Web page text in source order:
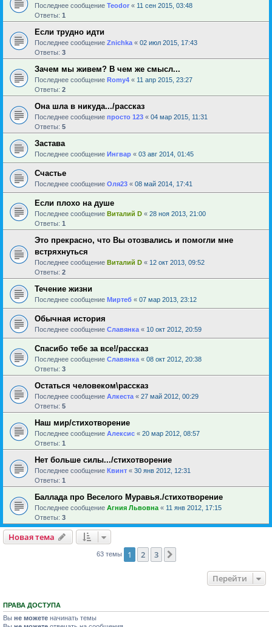
Последнее сообщение Teodor « 11 сен 2015, 03:48
Ответы: 1
Если трудно идти
Последнее сообщение Znichka « 02 июл 2015, 17:43
Ответы: 3
Зачем мы живем? В чем же смысл...
Последнее сообщение Romy4 « 11 апр 2015, 23:27
Ответы: 2
Она шла в никуда.../рассказ
Последнее сообщение просто 123 « 04 мар 2015, 11:31
Ответы: 5
Застава
Последнее сообщение Ингвар « 03 авг 2014, 01:45
Счастье
Последнее сообщение Оля23 « 08 май 2014, 17:41
Если плохо на душе
Последнее сообщение Виталий D « 28 ноя 2013, 21:00
Ответы: 1
Это прекрасно, что Вы отозвались и помогли мне
встряхнуться
Последнее сообщение Виталий D « 12 окт 2013, 09:52
Ответы: 2
Течение жизни
Последнее сообщение Миртеб « 07 мар 2013, 23:12
Обычная история
Последнее сообщение Славянка « 10 окт 2012, 20:59
Спасибо тебе за все!/рассказ
Последнее сообщение Славянка « 08 окт 2012, 20:38
Ответы: 3
Остаться человеком\рассказ
Последнее сообщение Алкеста « 27 май 2012, 00:29
Ответы: 5
Наш мир/стихотворение
Последнее сообщение Алексис « 20 мар 2012, 08:57
Ответы: 1
Нет больше силы.../стихотворение
Последнее сообщение Квинт « 30 янв 2012, 12:31
Ответы: 1
Баллада про Веселого Муравья./стихотворение
Последнее сообщение Агния Львовна « 11 янв 2012, 17:15
Ответы: 3
Новая тема
63 темы 1 2 3
Перейти
ПРАВА ДОСТУПА
Вы не можете начинать темы